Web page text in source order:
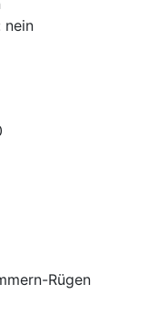
nein
Rügen